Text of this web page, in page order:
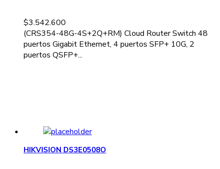
$3.542.600
(CRS354-48G-4S+2Q+RM) Cloud Router Switch 48
puertos Gigabit Ethernet, 4 puertos SFP+ 10G, 2
puertos QSFP+...
HIKVISION DS3E0508O